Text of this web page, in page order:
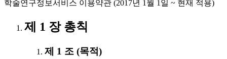
학술연구정보서비스 이용약관 (2017년 1월 1일 ~ 현재 적용)
제 1 장 총칙
제 1 조 (목적)